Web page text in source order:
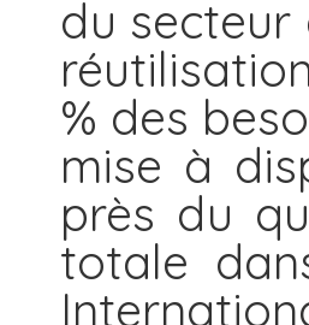
du secteur
% des
mise à
près du
totale